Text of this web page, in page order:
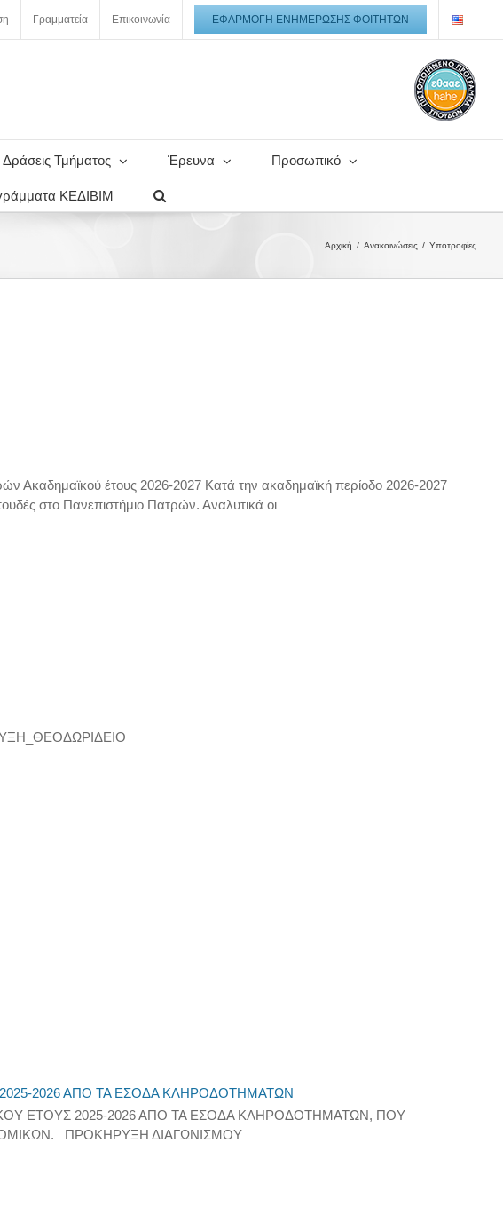
Γραμματεία Επικοινωνία ΕΦΑΡΜΟΓΉ ΕΝΗΜΈΡΩΣΗΣ ΦΟΙΤΗΤΏΝ
Δράσεις Τμήματος Έρευνα Προσωπικό
ΚΕΔΙΒΙΜ
Αρχική Ανακοινώσεις Υποτροφίες
έτους 2026-2027 Κατά την ακαδημαϊκή περίοδο 2026-2027
στο Πανεπιστήμιο Πατρών. Αναλυτικά οι
2026 ΑΠΟ ΤΑ ΕΣΟΔΑ ΚΛΗΡΟΔΟΤΗΜΑΤΩΝ
ΕΤΟΥΣ 2025-2026 ΑΠΟ ΤΑ ΕΣΟΔΑ ΚΛΗΡΟΔΟΤΗΜΑΤΩΝ, ΠΟΥ
ΠΡΟΚΗΡΥΞΗ ΔΙΑΓΩΝΙΣΜΟΥ